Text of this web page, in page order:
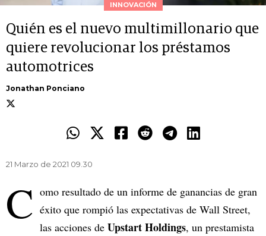
INNOVACIÓN
Quién es el nuevo multimillonario que
quiere revolucionar los préstamos
automotrices
Jonathan Ponciano
21 Marzo de 2021 09.30
C omo resultado de un informe de ganancias de gran
éxito que rompió las expectativas de Wall Street,
las acciones de Upstart Holdings, un prestamista